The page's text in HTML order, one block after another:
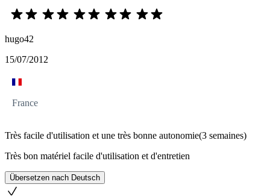
hugo42
15/07/2012
France
Très facile d'utilisation et une très bonne autonomie(3 semaines)
Très bon matériel facile d'utilisation et d'entretien
Übersetzen nach Deutsch